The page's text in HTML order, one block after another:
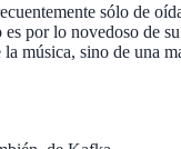
sólo de
por lo novedoso de
música, sino de una